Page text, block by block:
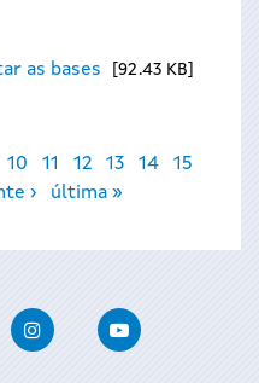
as bases
92.43 KB
10 11 12 13 14
15
› última »
InstagramYoutube